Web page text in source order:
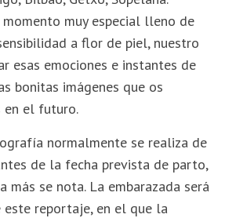
momento muy especial lleno de
a flor de piel, nuestro
esas emociones e instantes de
bonitas imágenes que os
en el futuro.
normalmente se realiza de
de la fecha prevista de parto,
más se nota. La embarazada será
reportaje, en el que la